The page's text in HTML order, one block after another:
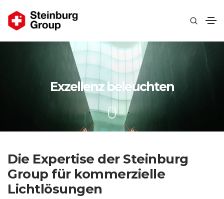
Exzellenz beleuchten
Die Expertise der Steinburg
Group für kommerzielle
Lichtlösungen